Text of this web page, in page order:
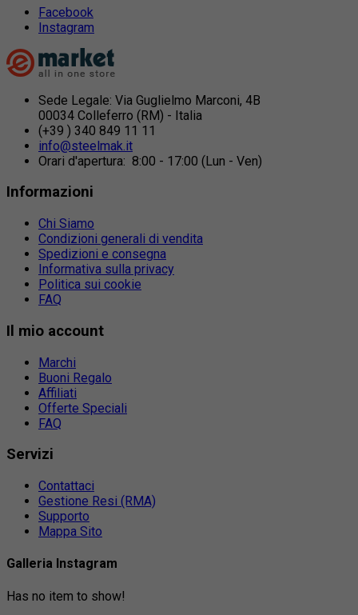
Facebook
Instagram
Sede Legale: Via Guglielmo Marconi, 4B
00034 Colleferro (RM) - Italia
(+39 ) 340 849 11 11
info@steelmak.it
Orari d'apertura: 8:00 - 17:00 (Lun - Ven)
Informazioni
Chi Siamo
Condizioni generali di vendita
Spedizioni e consegna
Informativa sulla privacy
Politica sui cookie
FAQ
Il mio account
Marchi
Buoni Regalo
Affiliati
Offerte Speciali
FAQ
Servizi
Contattaci
Gestione Resi (RMA)
Supporto
Mappa Sito
Galleria Instagram
Has no item to show!